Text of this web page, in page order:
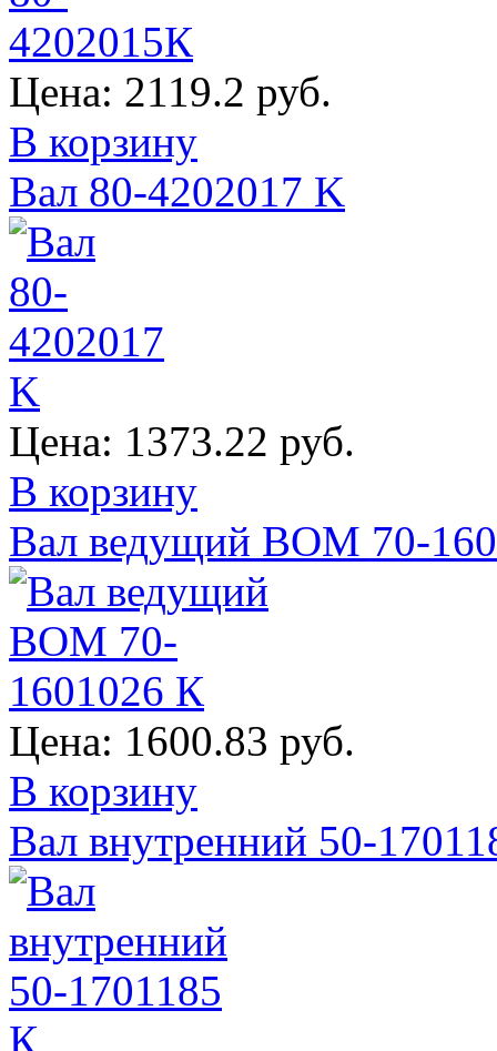
Цена: 2119.2 руб.
В корзину
Вал 80-4202017 K
Цена: 1373.22 руб.
В корзину
Вал ведущий ВОМ 70-
Цена: 1600.83 руб.
В корзину
Вал внутренний 50-